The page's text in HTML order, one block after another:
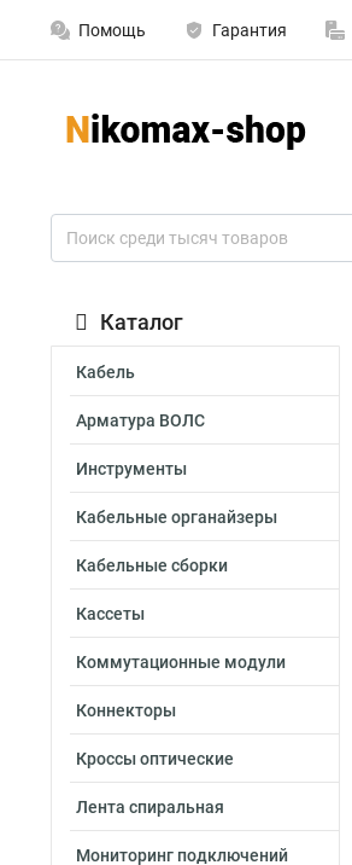
Помощь Гарантия
Каталог
Кабель
Арматура ВОЛС
Инструменты
Кабельные органайзеры
Кабельные сборки
Кассеты
Коммутационные модули
Коннекторы
Кроссы оптические
Лента спиральная
Мониторинг подключений